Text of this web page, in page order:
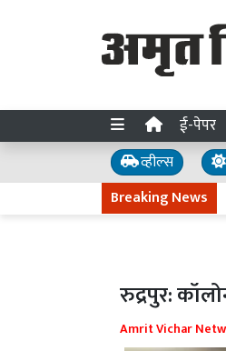
ई-पेपर
व्हील्स
Breaking News
रुद्रपुर:
Amrit Vichar